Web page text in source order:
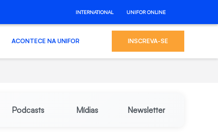
INTERNATIONAL UNIFOR ONLINE
ACONTECE NA UNIFOR INSCREVA-SE
Podcasts Mídias Newsletter